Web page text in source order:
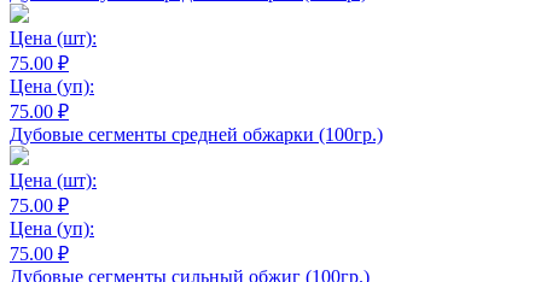
Цена (шт):
75.00 ₽
Цена (уп):
75.00 ₽
Дубовые сегменты средней обжарки (100гр.)
Цена (шт):
75.00 ₽
Цена (уп):
75.00 ₽
Дубовые сегменты сильный обжиг (100гр.)